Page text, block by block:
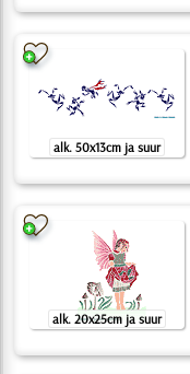
alk. 50x13cm ja suur
alk. 20x25cm ja suur